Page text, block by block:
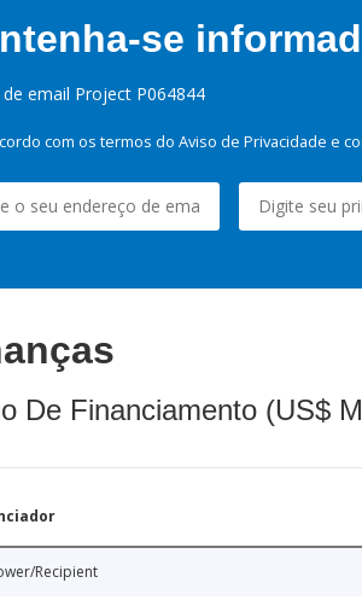
se
email Project P064844
com os termos do Aviso de Privacidade e
De Financiamento (US$
Recipient